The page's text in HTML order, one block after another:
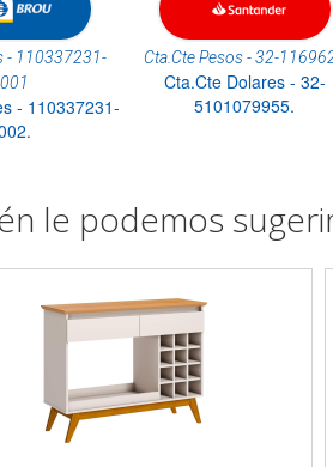
- 110337231-
- 110337231-
Cta.Cte Pesos - 32-
Cta.Cte Dolares - 32-
5101079955.
le podemos